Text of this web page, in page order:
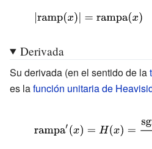
{\displaystyle
{\mbox{ramp}}
(x)\right|=
{\mbox{rampa}}
Derivada
Su derivada (en el sentido de la
es lafunción unitaria de
{\displaystyle
{\mbox{rampa}}'(x)=H(x)=